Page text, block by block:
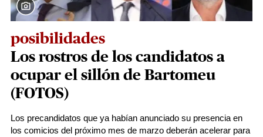
posibilidades
Los rostros de los candidatos a
ocupar el sillón de Bartomeu
(FOTOS)
Los precandidatos que ya habían anunciado su presencia en
los comicios del próximo mes de marzo deberán acelerar para